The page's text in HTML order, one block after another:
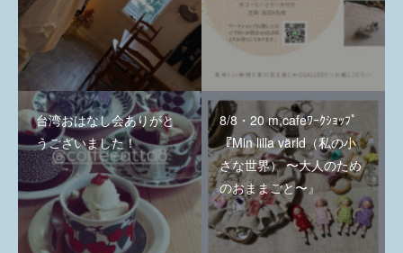
台湾おはなし会ありがと
うございました！
8/8・20 m,cafeﾜｰｸｼｮｯﾌﾟ
『Min lilla värld（私の小
さな世界） 〜大人のため
のおままごと〜』